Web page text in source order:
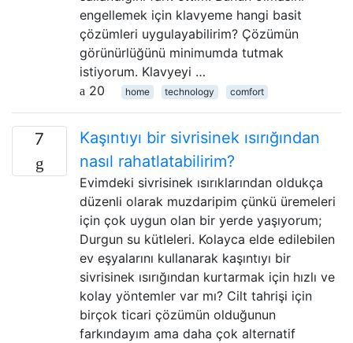
engellemek için klavyeme hangi basit
çözümleri uygulayabilirim? Çözümün
görünürlüğünü minimumda tutmak
istiyorum. Klavyeyi …
20
home technology comfort
7
Kaşıntıyı bir sivrisinek ısırığından
nasıl rahatlatabilirim?
Evimdeki sivrisinek ısırıklarından oldukça
düzenli olarak muzdaripim çünkü üremeleri
için çok uygun olan bir yerde yaşıyorum;
Durgun su kütleleri. Kolayca elde edilebilen
ev eşyalarını kullanarak kaşıntıyı bir
sivrisinek ısırığından kurtarmak için hızlı ve
kolay yöntemler var mı? Cilt tahrişi için
birçok ticari çözümün olduğunun
farkındayım ama daha çok alternatif